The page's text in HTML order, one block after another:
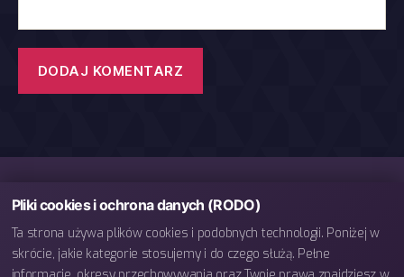
Pliki cookies i ochrona danych (RODO)
Ta strona używa plików cookies i podobnych technologii. Poniżej w
skrócie, jakie kategorie stosujemy i do czego służą. Pełne